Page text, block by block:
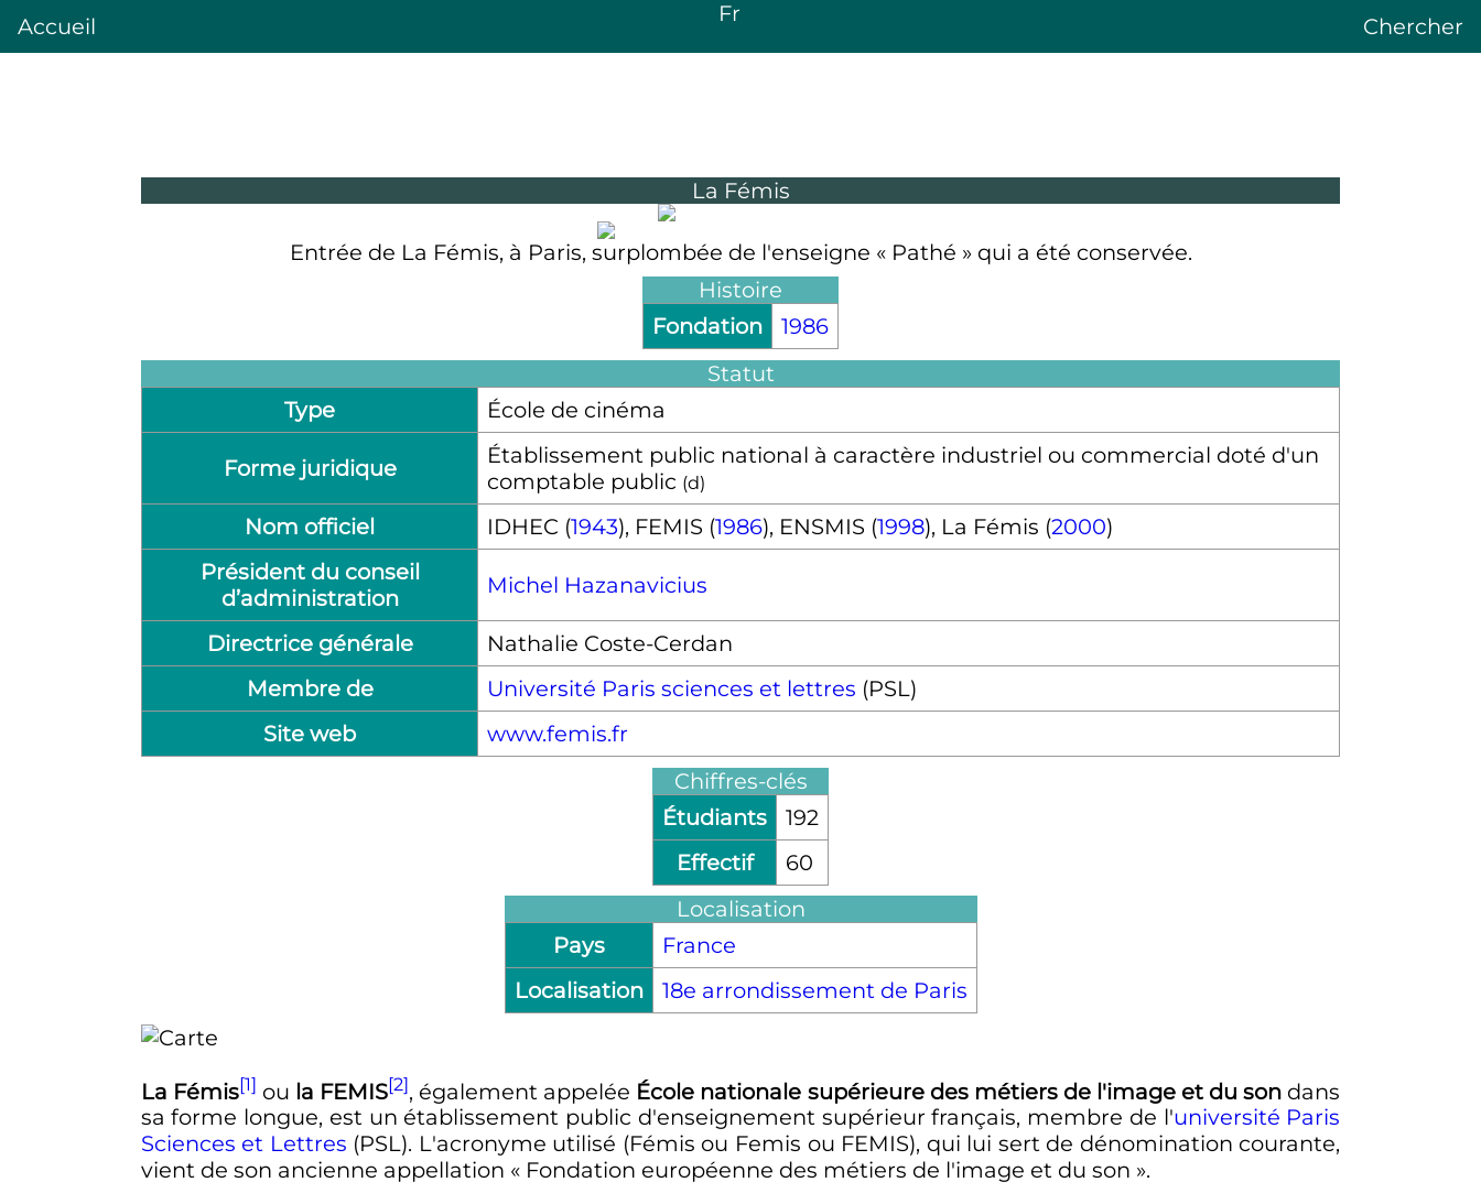
Accueil Fr Chercher
La Fémis
Entrée de La Fémis, à Paris, surplombée de l'enseigne « Pathé » qui a été conservée.
Histoire
Fondation
1986
Statut
Type
École de cinéma
Forme juridique
Établissement public national à caractère industriel ou commercial doté d'un
comptable public (d)
Nom officiel IDHEC (1943), FEMIS (1986), ENSMIS (1998), La Fémis (2000)
Président du conseil
d’administration
Michel Hazanavicius
Directrice générale
Nathalie Coste-Cerdan
Membre de
Université Paris sciences et lettres (PSL)
Site web
www.femis.fr
Chiffres-clés
Étudiants
192
Effectif
60
Localisation
Pays
France
Localisation
18e arrondissement de Paris
La Fémis[1] ou la FEMIS[2], également appelée École nationale supérieure des métiers de l'image et du son dans
sa forme longue, est un établissement public d'enseignement supérieur français, membre de l'université Paris
Sciences et Lettres (PSL). L'acronyme utilisé (Fémis ou Femis ou FEMIS), qui lui sert de dénomination courante,
vient de son ancienne appellation « Fondation européenne des métiers de l'image et du son ».